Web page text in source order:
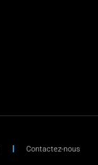
Contactez-nous